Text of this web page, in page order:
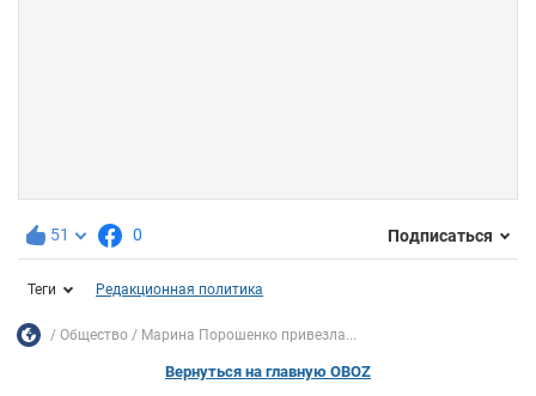
51 0 Подписаться
Теги Редакционная политика
Общество Марина Порошенко привезла...
Вернуться на главную OBOZ